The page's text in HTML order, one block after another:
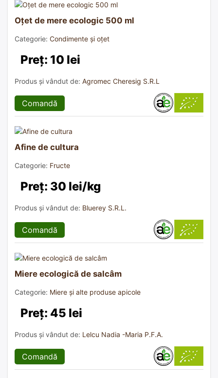
Oțet de mere ecologic 500 ml
Categorie: Condimente și oțet
Preț: 10 lei
Produs și vândut de: Agromec Cheresig S.R.L
Comandă
Afine de cultura
Categorie: Fructe
Preț: 30 lei/kg
Produs și vândut de: Bluerey S.R.L.
Comandă
Miere ecologică de salcâm
Categorie: Miere și alte produse apicole
Preț: 45 lei
Produs și vândut de: Lelcu Nadia -Maria P.F.A.
Comandă